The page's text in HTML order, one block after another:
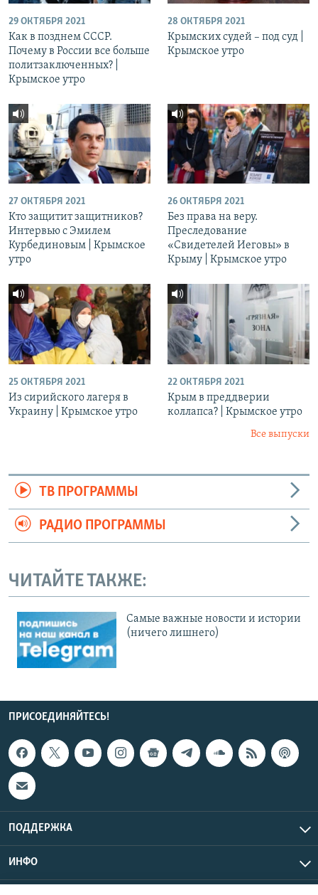
29 ОКТЯБРЯ 2021
Как в позднем СССР.
Почему в России все больше
политзаключенных? |
Крымское утро
28 ОКТЯБРЯ 2021
Крымских судей – под суд |
Крымское утро
27 ОКТЯБРЯ 2021
Кто защитит защитников?
Интервью с Эмилем
Курбединовым | Крымское
утро
26 ОКТЯБРЯ 2021
Без права на веру.
Преследование
«Свидетелей Иеговы» в
Крыму | Крымское утро
25 ОКТЯБРЯ 2021
Из сирийского лагеря в
Украину | Крымское утро
22 ОКТЯБРЯ 2021
Крым в преддверии
коллапса? | Крымское утро
Все выпуски
ТВ ПРОГРАММЫ
РАДИО ПРОГРАММЫ
ЧИТАЙТЕ ТАКЖЕ:
Cамые важные новости и истории
(ничего лишнего)
ПРИСОЕДИНЯЙТЕСЬ!
ПОДДЕРЖКА
ИНФО